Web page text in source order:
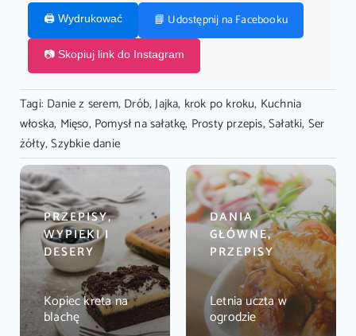
🖨️ Wydrukować 📘 Udostępnij na Facebooku
📷 Skopiuj link do Instagram
Tagi: Danie z serem, Drób,Jajka, krok po kroku, Kuchnia
włoska, Mięso, Pomysł na sałatkę, Prosty przepis,Sałatki, Ser
żółty,Szybkie danie
PRZEPISY,
WYPIEKI I
DESERY
Kopiec kreta na
blachę
DANIA
GŁÓWNE,
PRZEPISY
Letnia uczta w
ogrodzie